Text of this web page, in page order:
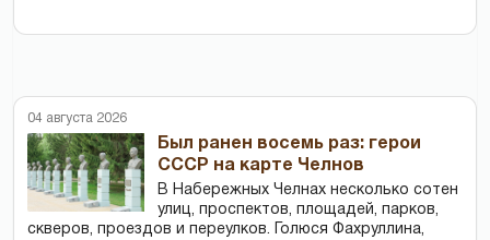
04 августа 2026
Был ранен восемь раз: герои
СССР на карте Челнов
В Набережных Челнах несколько сотен
улиц, проспектов, площадей, парков,
скверов, проездов и переулков. Голюся Фахруллина,